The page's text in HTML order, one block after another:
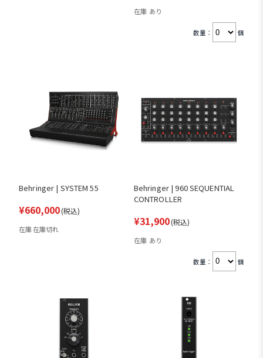
在庫 あり
数量： 個
Behringer | SYSTEM 55
¥660,000(税込)
在庫 在庫切れ
Behringer | 960 SEQUENTIAL
CONTROLLER
¥31,900(税込)
在庫 あり
数量： 個